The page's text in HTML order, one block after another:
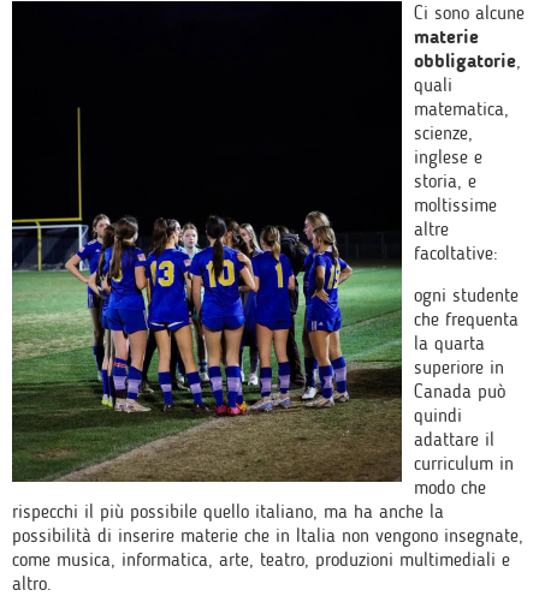
Ci sono alcune
materie
obbligatorie,
quali
matematica,
scienze,
inglese e
storia, e
moltissime
altre
facoltative:
ogni studente
che frequenta
la quarta
superiore in
Canada può
quindi
adattare il
curriculum in
modo che
rispecchi il più possibile quello italiano, ma ha anche la
possibilità di inserire materie che in Italia non vengono insegnate,
come musica, informatica, arte, teatro, produzioni multimediali e
altro.